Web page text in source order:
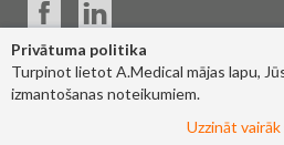
Privātuma politika
Turpinot lietot A.Medical mājas lapu,
izmantošanas noteikumiem.
Uzzināt